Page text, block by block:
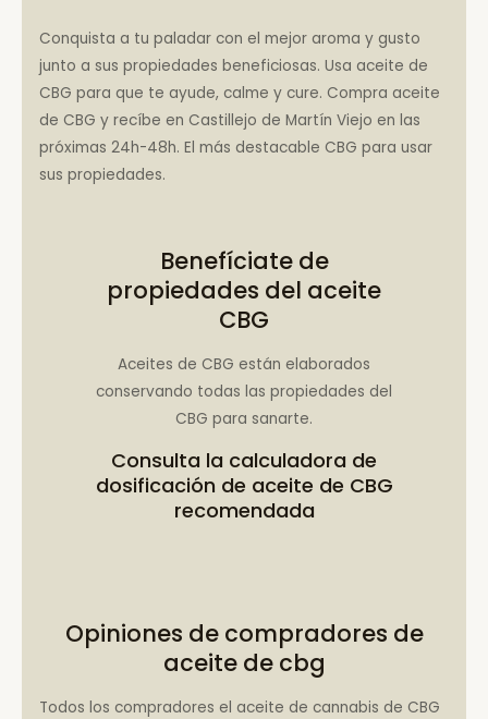
Conquista a tu paladar con el mejor aroma y gusto
junto a sus propiedades beneficiosas. Usa aceite de
CBG para que te ayude, calme y cure. Compra aceite
de CBG y recíbe en Castillejo de Martín Viejo en las
próximas 24h-48h. El más destacable CBG para usar
sus propiedades.
Benefíciate de
propiedades del aceite
CBG
Aceites de CBG están elaborados
conservando todas las propiedades del
CBG para sanarte.
Consulta la calculadora de
dosificación de aceite de CBG
recomendada
Opiniones de compradores de
aceite de cbg
Todos los compradores el aceite de cannabis de CBG